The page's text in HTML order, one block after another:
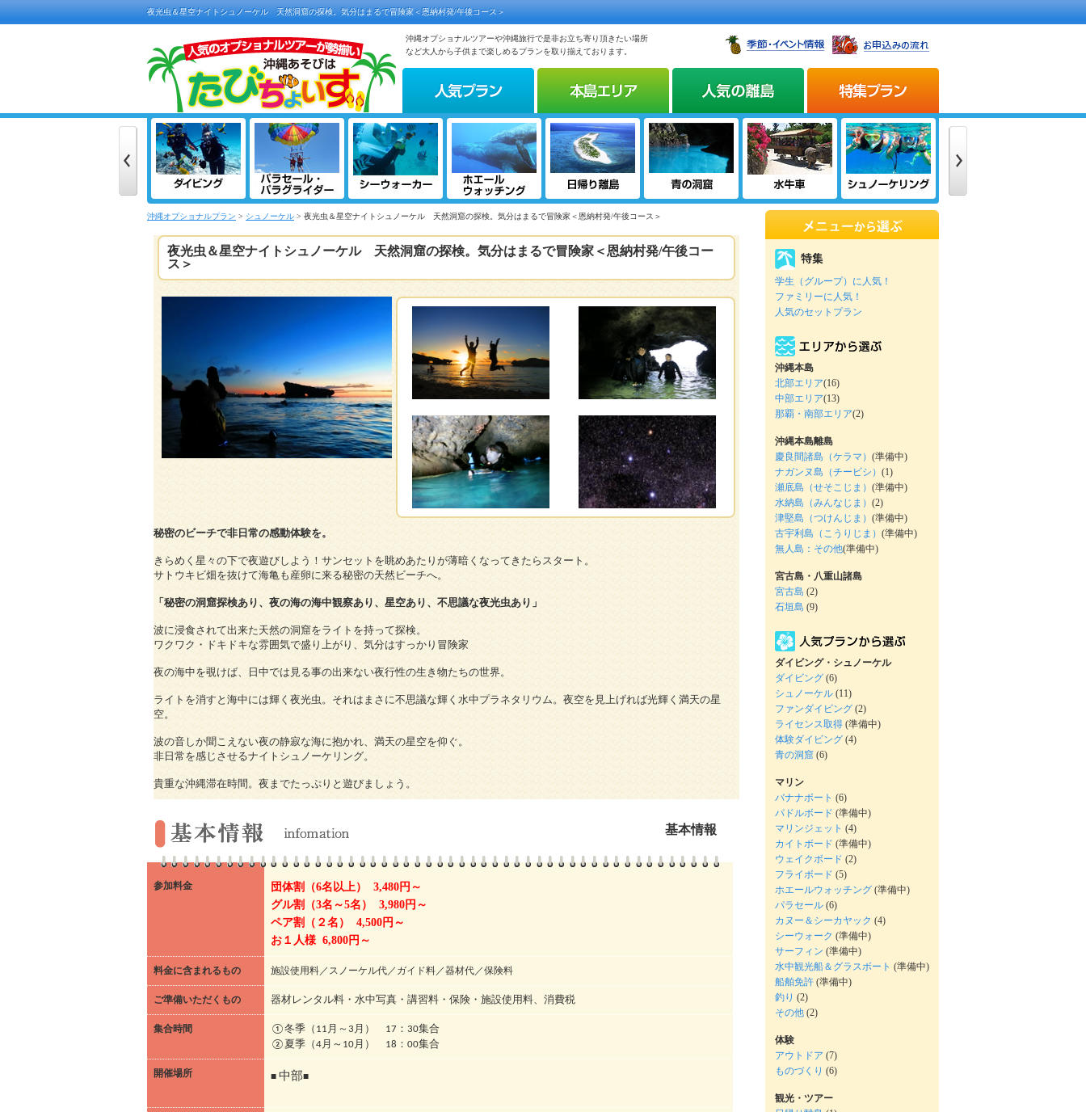
夜光虫＆星空ナイトシュノーケル 天然洞窟の探検。気分はまるで冒険家＜恩納村発/午後コース＞
沖縄オプショナルツアーや沖縄旅行で是非お立ち寄り頂きたい場所
など大人から子供まで楽しめるプランを取り揃えております。
沖縄オプショナルプラン > シュノーケル > 夜光虫＆星空ナイトシュノーケル 天然洞窟の探検。気分はまるで冒険家＜恩納村発/午後コース＞
夜光虫＆星空ナイトシュノーケル 天然洞窟の探検。気分はまるで冒険家＜恩納村発/午後コー
ス＞
秘密のビーチで非日常の感動体験を。
きらめく星々の下で夜遊びしよう！サンセットを眺めあたりが薄暗くなってきたらスタート。
サトウキビ畑を抜けて海亀も産卵に来る秘密の天然ビーチへ。
「秘密の洞窟探検あり、夜の海の海中観察あり、星空あり、不思議な夜光虫あり」
波に浸食されて出来た天然の洞窟をライトを持って探検。
ワクワク・ドキドキな雰囲気で盛り上がり、気分はすっかり冒険家
夜の海中を覗けば、日中では見る事の出来ない夜行性の生き物たちの世界。
ライトを消すと海中には輝く夜光虫。それはまさに不思議な輝く水中プラネタリウム。夜空を見上げれば光輝く満天の星
空。
波の音しか聞こえない夜の静寂な海に抱かれ、満天の星空を仰ぐ。
非日常を感じさせるナイトシュノーケリング。
貴重な沖縄滞在時間。夜までたっぷりと遊びましょう。
基本情報
参加料金
団体割（6名以上） 3,480円～
グル割（3名～5名） 3,980円～
ペア割（２名） 4,500円～
お１人様 6,800円～
料金に含まれるもの 施設使用料／スノーケル代／ガイド料／器材代／保険料
ご準備いただくもの 器材レンタル料・水中写真・講習料・保険・施設使用料、消費税
集合時間
①冬季（11月～3月） 17：30集合
②夏季（4月～10月） 18：00集合
開催場所 ■ 中部■
学生（グループ）に人気！
ファミリーに人気！
人気のセットプラン
沖縄本島
北部エリア(16)
中部エリア(13)
那覇・南部エリア(2)
沖縄本島離島
慶良間諸島（ケラマ） (準備中)
ナガンヌ島（チービシ） (1)
瀬底島（せそこじま） (準備中)
水納島（みんなじま） (2)
津堅島（つけんじま） (準備中)
古宇利島（こうりじま） (準備中)
無人島：その他(準備中)
宮古島・八重山諸島
宮古島 (2)
石垣島 (9)
ダイビング・シュノーケル
ダイビング (6)
シュノーケル (11)
ファンダイビング (2)
ライセンス取得 (準備中)
体験ダイビング (4)
青の洞窟 (6)
マリン
バナナボート (6)
パドルボード (準備中)
マリンジェット (4)
カイトボード (準備中)
ウェイクボード (2)
フライボード (5)
ホエールウォッチング (準備中)
パラセール (6)
カヌー＆シーカヤック (4)
シーウォーク (準備中)
サーフィン (準備中)
水中観光船＆グラスボート (準備中)
船舶免許 (準備中)
釣り (2)
その他 (2)
体験
アウトドア (7)
ものづくり (6)
観光・ツアー